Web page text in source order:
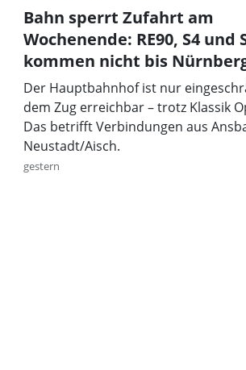
Bahn sperrt Zufahrt am
Wochenende: RE90, S4 und
kommen nicht bis
Der Hauptbahnhof ist nur
dem Zug erreichbar – trotz Klassik
Das betrifft Verbindungen aus
Neustadt/Aisch.
gestern